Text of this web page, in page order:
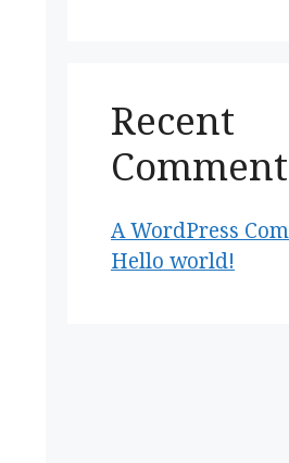
Recent
A WordPress
Hello world!